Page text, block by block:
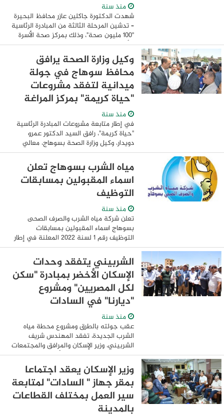
منذ سنة
شهدت الدكتورة جاكلين عازر محافظ البحيرة
– تدشين المرحلة الثالثة من المبادرة الرئاسية
"100 مليون صحة"، وذلك بمركز صحة الأسرة
بالأبعادية بمركز دمنهور بحضور الدكتورة رشا
فوزي مساعد المحافظ لشئون ...
وكيل وزارة الصحة يرافق
محافظ سوهاج في جولة
ميدانية لتفقد مشروعات
"حياة كريمة" بمركز المراغة
منذ سنة
في إطار متابعة مشروعات المبادرة الرئاسية
"حياة كريمة"، رافق السيد الدكتور عمرو
دويدار، وكيل وزارة الصحة بسوهاج، معالي
اللواء الدكتور عبدالفتاح سراج، محافظ
سوهاج، خلال جولة تفقدية لعدد من
المشروعات ...
مياه الشرب بسوهاج تعلن
اسماء المقبولين بمسابقات
التوظيف
منذ سنة
تعلن شركة مياه الشرب والصرف الصحى
بسوهاج اسماء المقبولين بمسابقات
التوظيف رقم 1 لسنة 2022 المعلنة في إطار
المبادرة الرئاسية لتطوير الريف المصري "حياة
لسنة 2020 ...
الشربيني يتفقد وحدات
الإسكان الأخضر بمبادرة "سكن
لكل المصريين" ومشروع
"ديارنا" في السادات
منذ سنة
عقب جولته بالطرق ومشروع محطة مياه
الشرب الجديدة، تفقد المهندس شريف
الشربيني، وزير الإسكان والمرافق والمجتمعات
العمرانية، مشروع الإسكان الأخضر ضمن
المبادرة الرئاسية “سكن لكل المصريين"
ومشروع ديارنا ...
وزير الإسكان يعقد اجتماعا
بمقر جهاز " السادات" لمتابعة
سير العمل بمختلف القطاعات
بالمدينة